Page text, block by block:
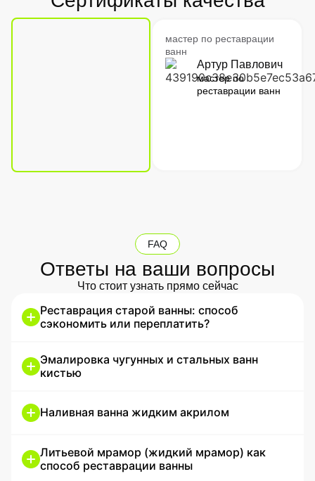
мастер по реставрации
ванн
Артур Павлович
мастер по
реставрации ванн
FAQ
Ответы на ваши вопросы
Что стоит узнать прямо сейчас
Реставрация старой ванны: способ
сэкономить или переплатить?
Эмалировка чугунных и стальных ванн
кистью
Наливная ванна жидким акрилом
Литьевой мрамор (жидкий мрамор) как
способ реставрации ванны